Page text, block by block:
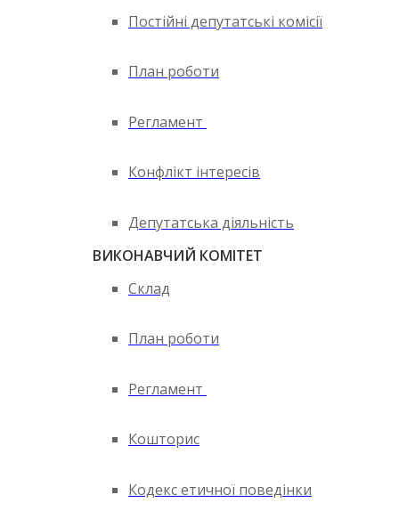
Постійні депутатські комісії
План роботи
Регламент
Конфлікт інтересів
Депутатська діяльність
ВИКОНАВЧИЙ КОМІТЕТ
Склад
План роботи
Регламент
Кошторис
Кодекс етичної поведінки